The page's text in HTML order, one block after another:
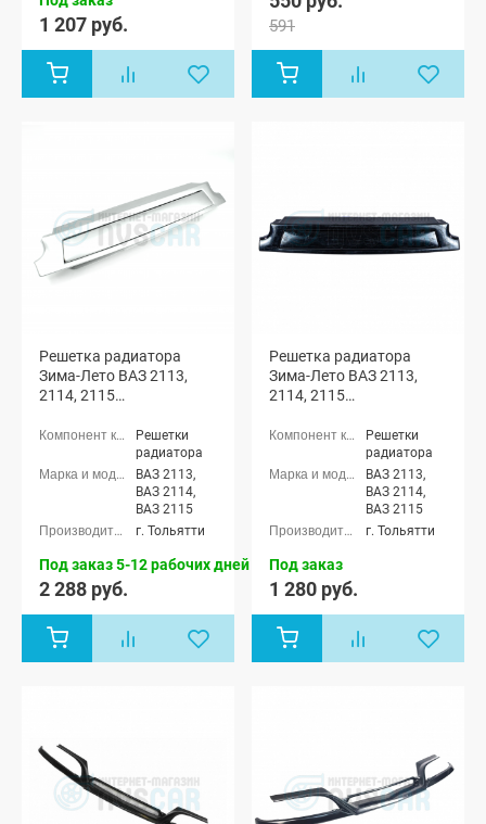
1 207 руб. 591
Решетка радиатора
Зима-Лето ВАЗ 2113,
2114, 2115
Решетки
радиатора
ВАЗ 2113,
ВАЗ 2114,
ВАЗ 2115
г. Тольятти
Под заказ 5-12 рабочих дней
2 288 руб.
Решетка радиатора
Зима-Лето ВАЗ 2113,
2114, 2115
Решетки
радиатора
ВАЗ 2113,
ВАЗ 2114,
ВАЗ 2115
г. Тольятти
Под заказ
1 280 руб.